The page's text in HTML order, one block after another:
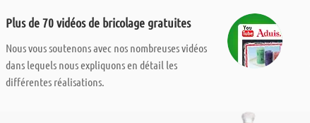
Plus de 70 vidéos de bricolage gratuites
Nous vous soutenons avec nos nombreuses vidéos
dans lequels nous expliquons en détail les
différentes réalisations.